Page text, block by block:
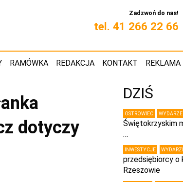
Zadzwoń do nas!
tel. 41 266 22 66
RAMÓWKA REDAKCJA KONTAKT REKLAMA
dotyczy
DZIŚ
OSTROWIEC
Świętokrzyskim
…
INWESTYCJE
przedsiębiorcy o
Rzeszowie